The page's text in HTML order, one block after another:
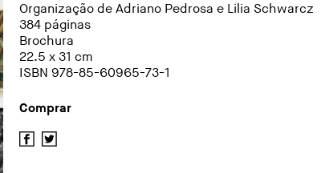
Organização de Adriano Pedrosa e Lilia Schwarcz
384 páginas
Brochura
22.5 x 31 cm
ISBN 978-85-60965-73-1
Comprar